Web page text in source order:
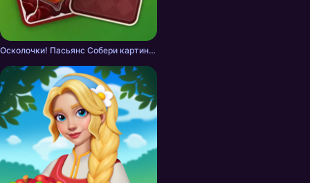
Осколочки! Пасьянс Собери картинки